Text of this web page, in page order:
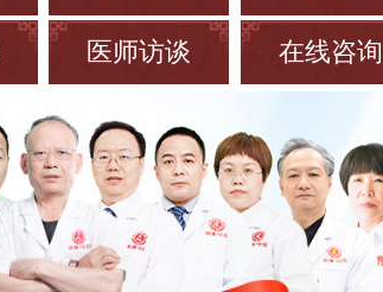
医师访谈 在线咨询